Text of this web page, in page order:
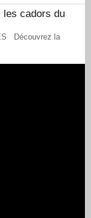
les cadors du
Découvrez la